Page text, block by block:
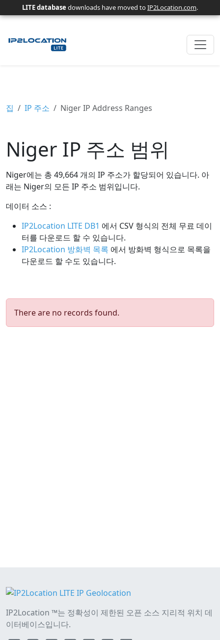
LITE database downloads have moved toIP2Location.com.
집 IP 주소 Niger IP Address Ranges
Niger IP 주소 범위
Niger에는 총 49,664 개의 IP 주소가 할당되어 있습니다. 아
래는 Niger의 모든 IP 주소 범위입니다.
데이터 소스 :
IP2Location LITE DB1 에서 CSV 형식의 전체 무료 데이
터를 다운로드 할 수 있습니다.
IP2Location 방화벽 목록 에서 방화벽 형식으로 목록을
다운로드 할 수도 있습니다.
There are no records found.
IP2Location ™는 정확성이 제한된 오픈 소스 지리적 위치 데
이터베이스입니다.